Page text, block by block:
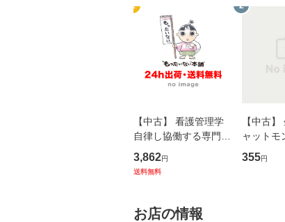
1
【中古】 看護管理学
自律し協働する専門職
の看護マネジメントス
キル 改訂第3版 (看護
堂 [単行
3,862円
送料無料
2
【中古
ャットモ
ーンレコ
【メール
355円
お店の情報